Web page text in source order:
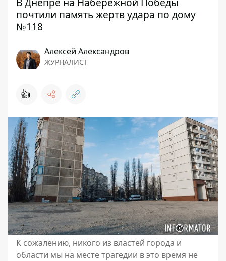
почтили память жертв удара по дому
№118
Алексей Александров
ЖУРНАЛИСТ
👍
К сожалению, никого из властей города и
области мы на месте трагедии в это время не